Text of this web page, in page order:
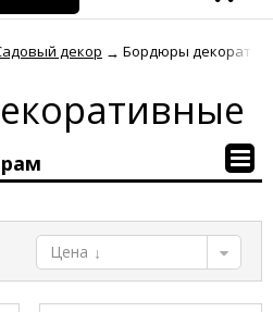
декор → Бордюры
Цена